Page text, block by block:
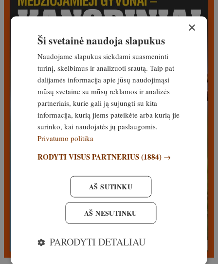
×
Ši svetainė naudoja slapukus
Naudojame slapukus siekdami suasmeninti
turinį, skelbimus ir analizuoti srautą. Taip pat
dalijamės informacija apie jūsų naudojimąsi
mūsų svetaine su mūsų reklamos ir analizės
partneriais, kurie gali ją sujungti su kita
informacija, kurią jiems pateikėte arba kurią jie
surinko, kai naudojatės jų paslaugomis.
Privatumo politika
RODYTI VISUS PARTNERIUS(1884) →
AŠ SUTINKU
AŠ NESUTINKU
PARODYTI DETALIAU